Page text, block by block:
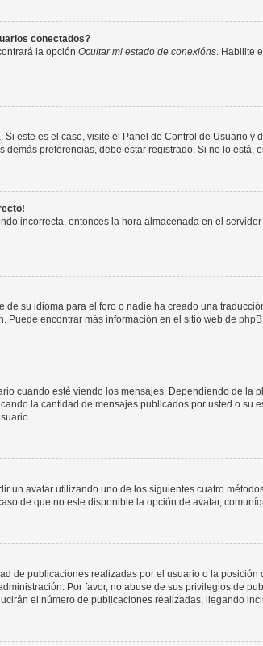
conectados?
la opción Ocultar mi estado de conexións. Habilite
este es el caso, visite el Panel de Control de Usuario
preferencias, debe estar registrado. Si no lo está,
incorrecta, entonces la hora almacenada en el
su idioma para el foro o nadie ha creado una
Puede encontrar más información en el sitio web de
cuando esté viendo los mensajes. Dependiendo de
la cantidad de mensajes publicados por usted o su
un avatar utilizando uno de los siguientes cuatro
de que no este disponible la opción de avatar,
de publicaciones realizadas por el usuario o la
Por favor, no abuse de sus privilegios de
el número de publicaciones realizadas, llegando